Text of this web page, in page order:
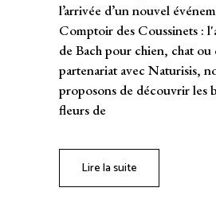
l’arrivée d’un nouvel
Comptoir des Coussinets :
de Bach pour chien, chat ou
partenariat avec Naturisis,
proposons de découvrir les
fleurs de
Lire la suite